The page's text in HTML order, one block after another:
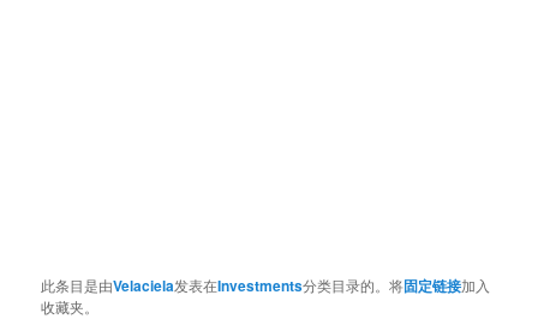
此条目是由Velaciela发表在Investments分类目录的。将固定链接加入
收藏夹。